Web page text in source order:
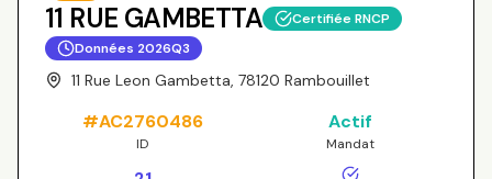
11 RUE GAMBETTA
Certifiée RNCP
Données 2026Q3
11 Rue Leon Gambetta, 78120 Rambouillet
#AC2760486
ID
Actif
Mandat